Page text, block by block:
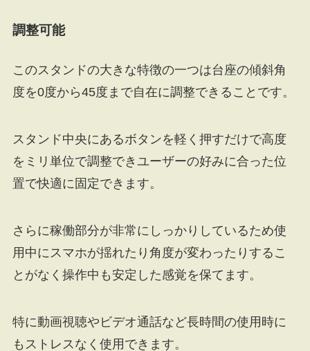
調整可能
このスタンドの大きな特徴の一つは台座の傾斜角
度を0度から45度まで自在に調整できることです。
スタンド中央にあるボタンを軽く押すだけで高度
をミリ単位で調整できユーザーの好みに合った位
置で快適に固定できます。
さらに稼働部分が非常にしっかりしているため使
用中にスマホが揺れたり角度が変わったりするこ
とがなく操作中も安定した感覚を保てます。
特に動画視聴やビデオ通話など長時間の使用時に
もストレスなく使用できます。